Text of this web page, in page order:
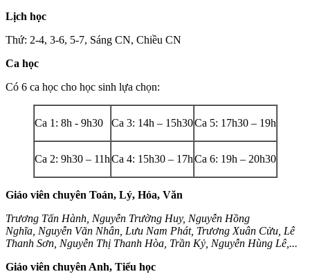
Lịch học
Thứ: 2-4, 3-6, 5-7, Sáng CN, Chiều CN
Ca học
Có 6 ca học cho học sinh lựa chọn:
Ca 1: 8h - 9h30 Ca 3: 14h – 15h30Ca 5: 17h30 – 19h
Ca 2: 9h30 – 11hCa 4: 15h30 – 17hCa 6: 19h – 20h30
Giáo viên chuyên Toán, Lý, Hóa, Văn
Trương Tấn Hành, Nguyễn Trường Huy, Nguyễn Hồng
Nghĩa, Nguyễn Văn Nhân, Lưu Nam Phát, Trương Xuân Cửu, Lê
Thanh Sơn, Nguyễn Thị Thanh Hòa, Trần Kỷ, Nguyễn Hùng Lê,...
Giáo viên chuyên Anh, Tiểu học